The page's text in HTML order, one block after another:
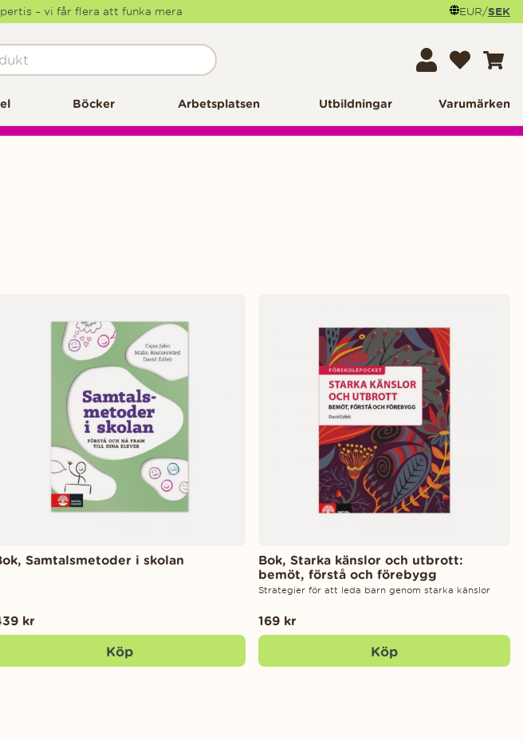
– vi får flera att funka mera EUR/SEK
Böcker Arbetsplatsen Utbildningar Varumärken
Samtalsmetoder i skolan
kr
Köp
Bok, Starka känslor och utbrott:
bemöt, förstå och förebygg
Strategier för att leda barn genom starka känslor
169 kr
Köp